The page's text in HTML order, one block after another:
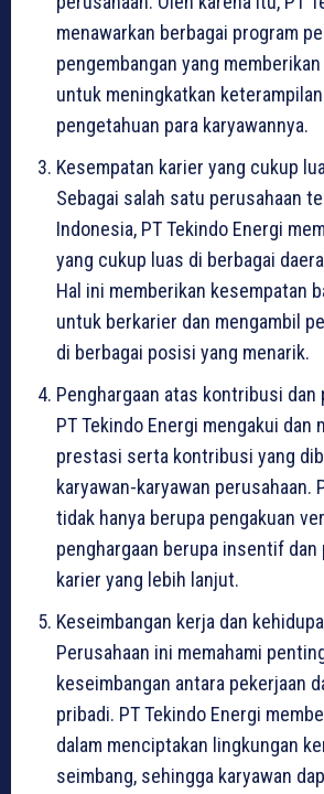
menawarkan berbagai program
pengembangan yang
untuk meningkatkan
pengetahuan para karyawannya.
Kesempatan karier yang cukup
Sebagai salah satu perusahaan
Indonesia, PT Tekindo Energi
yang cukup luas di berbagai
Hal ini memberikan kesempatan
untuk berkarier dan mengambil
di berbagai posisi yang menarik.
Penghargaan atas kontribusi
PT Tekindo Energi mengakui dan
prestasi serta kontribusi yang
karyawan-karyawan perusahaan.
tidak hanya berupa pengakuan
penghargaan berupa insentif dan
karier yang lebih lanjut.
Keseimbangan kerja dan
Perusahaan ini memahami
keseimbangan antara pekerjaan
pribadi. PT Tekindo Energi
dalam menciptakan lingkungan
seimbang, sehingga karyawan